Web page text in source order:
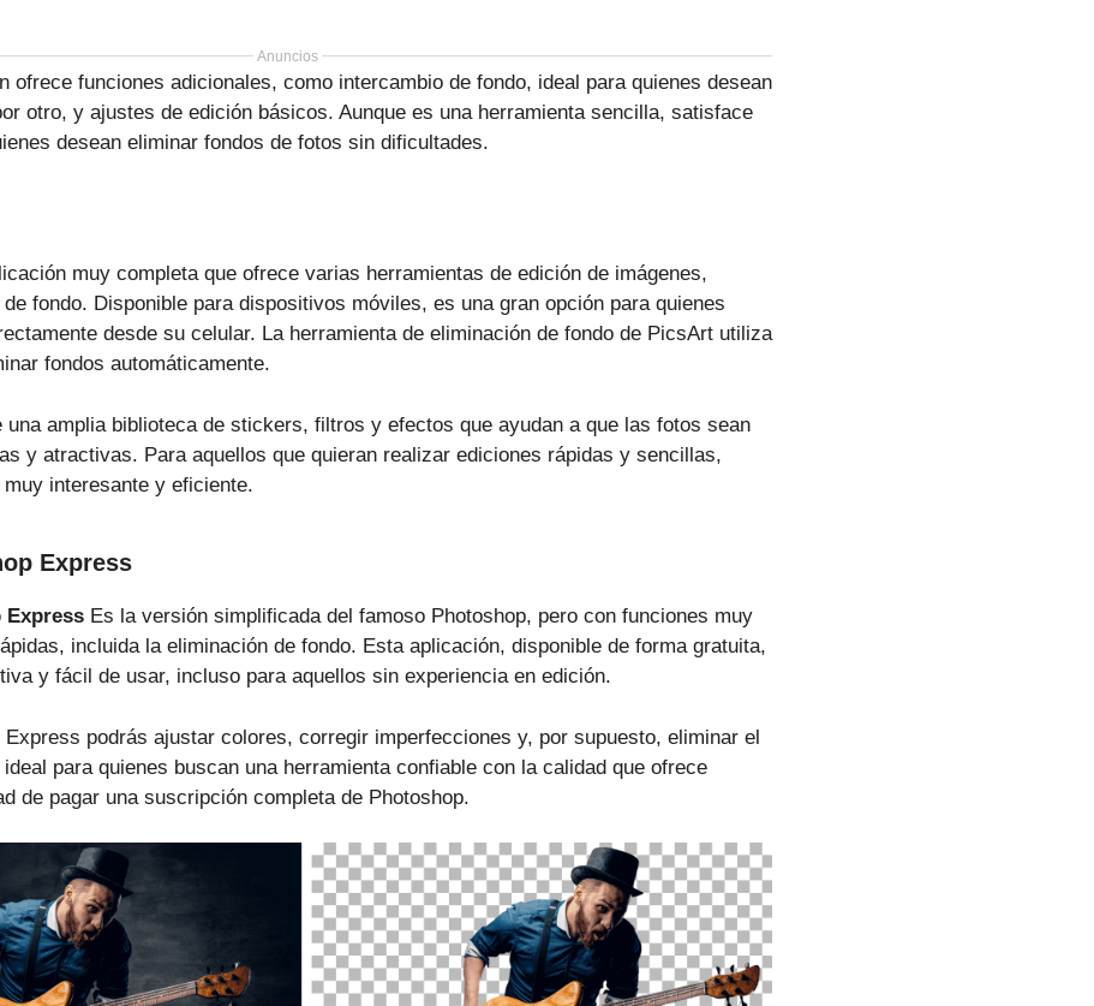
Anuncios
ofrece funciones adicionales, como intercambio de fondo, ideal para quienes desean
otro, y ajustes de edición básicos. Aunque es una herramienta sencilla, satisface
desean eliminar fondos de fotos sin dificultades.
muy completa que ofrece varias herramientas de edición de imágenes,
fondo. Disponible para dispositivos móviles, es una gran opción para quienes
desde su celular. La herramienta de eliminación de fondo de PicsArt utiliza
fondos automáticamente.
amplia biblioteca de stickers, filtros y efectos que ayudan a que las fotos sean
y atractivas. Para aquellos que quieran realizar ediciones rápidas y sencillas,
interesante y eficiente.
Express
Express Es la versión simplificada del famoso Photoshop, pero con funciones muy
incluida la eliminación de fondo. Esta aplicación, disponible de forma gratuita,
y fácil de usar, incluso para aquellos sin experiencia en edición.
Express podrás ajustar colores, corregir imperfecciones y, por supuesto, eliminar el
para quienes buscan una herramienta confiable con la calidad que ofrece
de pagar una suscripción completa de Photoshop.